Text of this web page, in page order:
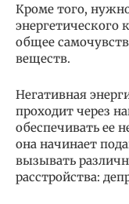
Кроме того,
энергетического
общее
веществ.
Негативная
проходит через
обеспечивать ее
она начинает
вызывать
расстройства: